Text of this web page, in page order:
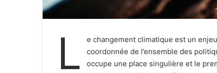
L
e changement climatique est un
coordonnée de l’ensemble des
occupe une place singulière et le